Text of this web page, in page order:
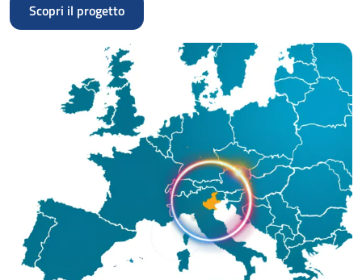
Scopri il progetto